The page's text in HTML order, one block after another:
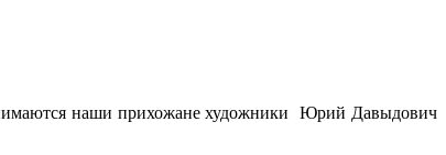
наши прихожане художники Юрий Давыдович